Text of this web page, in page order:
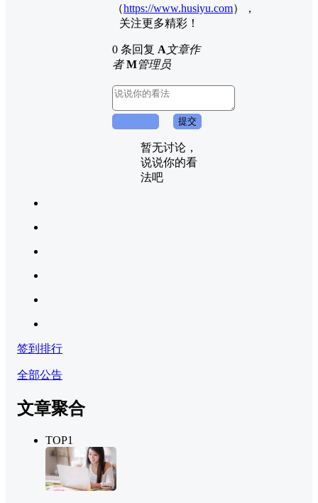
（https://www.husiyu.com），
关注更多精彩！
0 条回复 A文章作
者 M管理员
提交
暂无讨论，
说说你的看
法吧
签到排行
全部公告
文章聚合
TOP1